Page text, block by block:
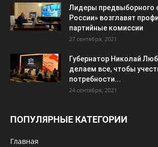
Лидеры предвыборного
России» возглавят
партийные комиссии
27 сентября, 2021
Губернатор Николай
делаем все, чтобы
потребности...
24 сентября, 2021
ПОПУЛЯРНЫЕ КАТЕГОРИИ
Главная